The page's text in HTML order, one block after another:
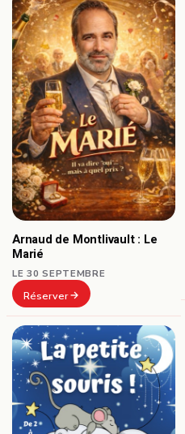
Arnaud de Montlivault : Le
Marié
LE 30 SEPTEMBRE
Réserver